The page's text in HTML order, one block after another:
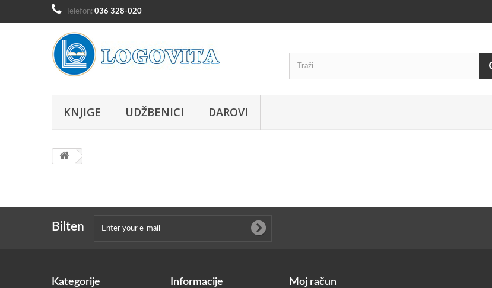
Telefon: 036 328-020
KNJIGE UDŽBENICI DAROVI
Bilten
Kategorije Informacije Moj račun